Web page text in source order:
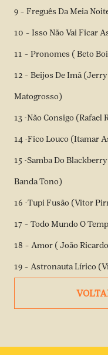
9 – Freguês Da Meia
10 – Isso Não Vai Ficar
11 – Pronomes ( Beto
12 – Beijos De Imã
Matogrosso)
13 -Não Consigo (Rafael
14 -Fico Louco (Itamar
15 -Samba Do
Banda Tono)
16 -Tupi Fusão (Vitor
17 – Todo Mundo O
18 – Amor ( João
19 – Astronauta Lírico